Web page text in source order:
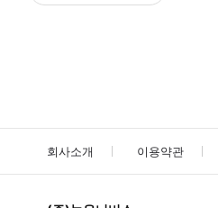
회사소개 이용약관